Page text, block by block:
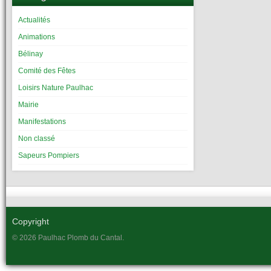
Actualités
Animations
Bélinay
Comité des Fêtes
Loisirs Nature Paulhac
Mairie
Manifestations
Non classé
Sapeurs Pompiers
Copyright
© 2026 Paulhac Plomb du Cantal.